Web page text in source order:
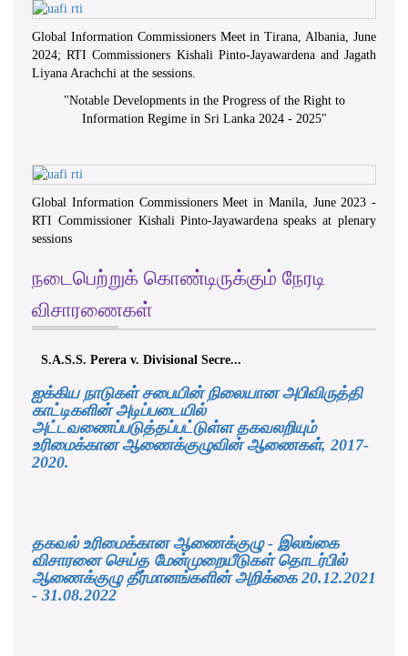
Global Information Commissioners Meet in Tirana, Albania, June
2024; RTI Commissioners Kishali Pinto-Jayawardena and Jagath
Liyana Arachchi at the sessions.
"Notable Developments in the Progress of the Right to
Information Regime in Sri Lanka 2024 - 2025"
Global Information Commissioners Meet in Manila, June 2023 -
RTI Commissioner Kishali Pinto-Jayawardena speaks at plenary
sessions
நடைபெற்றுக் கொண்டிருக்கும் நேரடி
விசாரணைகள்
S.A.S.S. Perera v. Divisional Secre...
ஐக்கிய நாடுகள் சபையின் நிலையான அபிவிருத்தி
காட்டிகளின் அடிப்படையில்
அட்டவணைப்படுத்தப்பட்டுள்ள தகவலறியும்
உரிமைக்கான ஆணைக்குழுவின் ஆணைகள், 2017-
2020.
தகவல் உரிமைக்கான ஆணைக்குழு - இலங்கை
விசாரனை செய்த மேன்முறையீடுகள் தொடர்பில்
ஆணைக்குழு தீர்மானங்களின் அறிக்கை 20.12.2021
- 31.08.2022